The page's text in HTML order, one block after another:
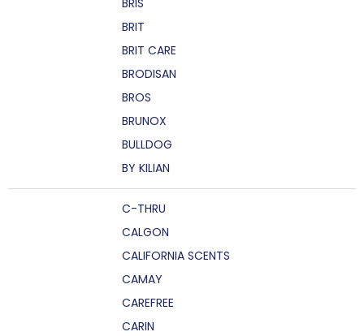
BRIS
BRIT
BRIT CARE
BRODISAN
BROS
BRUNOX
BULLDOG
BY KILIAN
C-THRU
CALGON
CALIFORNIA SCENTS
CAMAY
CAREFREE
CARIN